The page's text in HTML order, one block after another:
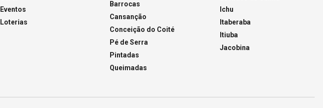
Eventos
Loterias
Barrocas
Cansanção
Conceição do Coité
Pé de Serra
Pintadas
Queimadas
Ichu
Itaberaba
Itiuba
Jacobina